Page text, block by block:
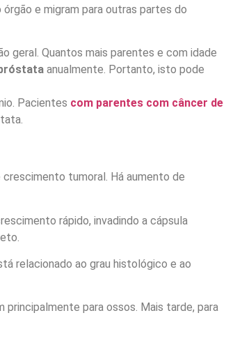
e migram para outras partes do
geral. Quantos mais parentes e com idade
anualmente. Portanto, isto pode
Pacientes com parentes com câncer de
tumoral. Há aumento de
rápido, invadindo a cápsula
relacionado ao grau histológico e ao
para ossos. Mais tarde, para